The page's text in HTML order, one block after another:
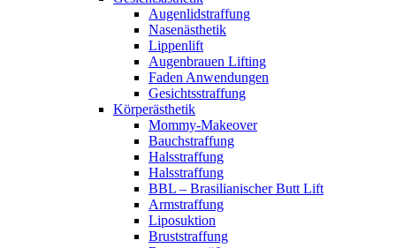
Augenlidstraffung
Nasenästhetik
Lippenlift
Augenbrauen Lifting
Faden Anwendungen
Gesichtsstraffung
Körperästhetik
Mommy-Makeover
Bauchstraffung
Halsstraffung
Halsstraffung
BBL – Brasilianischer Butt Lift
Armstraffung
Liposuktion
Bruststraffung